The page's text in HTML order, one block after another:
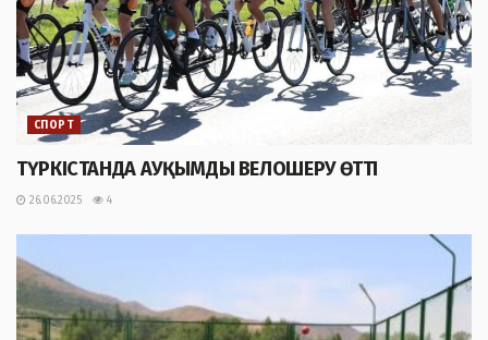
СПОРТ
ТҮРКІСТАНДА АУҚЫМДЫ ВЕЛОШЕРУ ӨТТІ
26.06.2025 4